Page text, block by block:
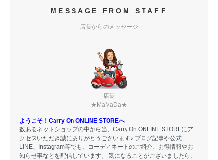
MESSAGE FROM STAFF
店長からのメッセージ
店長
★MaMaDa★
ようこそ！Carry On ONLINE STOREへ
数あるネットショップの中から当、Carry On ONLINE STOREにア
クセスいただき誠にありがとうございます♪ ブログ記事や公式
LINE、Instagram等でも、コーディネートのご紹介、お得情報やお
知らせ事などを配信しています。 気になることがございましたら、